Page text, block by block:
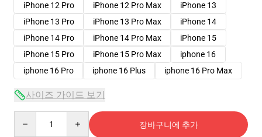
iPhone 12 Pro
iPhone 12 Pro Max
iPhone 13
iPhone 13 Pro
iPhone 13 Pro Max
iPhone 14
iPhone 14 Pro
iPhone 14 Pro Max
iPhone 15
iPhone 15 Pro
iPhone 15 Pro Max
iphone 16
iphone 16 Pro
iphone 16 Plus iphone 16 Pro Max
사이즈 가이드 보기
장바구니에 추가